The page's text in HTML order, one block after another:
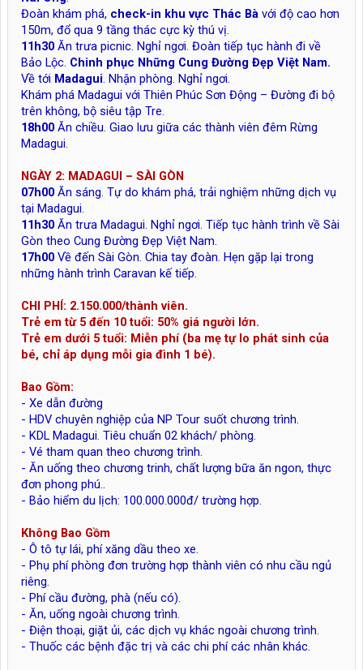
Đoàn khám phá, check-in khu vực Thác Bà với độ cao hơn
150m, đổ qua 9 tầng thác cực kỳ thú vị.
11h30 Ăn trưa picnic. Nghỉ ngơi. Đoàn tiếp tục hành đi về
Bảo Lộc. Chinh phục Những Cung Đường Đẹp Việt Nam.
Về tới Madagui. Nhận phòng. Nghỉ ngơi.
Khám phá Madagui với Thiên Phúc Sơn Động – Đường đi bộ
trên không, bộ siêu tập Tre.
18h00 Ăn chiều. Giao lưu giữa các thành viên đêm Rừng
Madagui.
NGÀY 2: MADAGUI – SÀI GÒN
07h00 Ăn sáng. Tự do khám phá, trải nghiệm những dịch vụ
tại Madagui.
11h30 Ăn trưa Madagui. Nghỉ ngơi. Tiếp tục hành trình về Sài
Gòn theo Cung Đường Đẹp Việt Nam.
17h00 Về đến Sài Gòn. Chia tay đoàn. Hẹn gặp lại trong
những hành trình Caravan kế tiếp.
CHI PHÍ: 2.150.000/thành viên.
Trẻ em từ 5 đến 10 tuổi: 50% giá người lớn.
Trẻ em dưới 5 tuổi: Miễn phí (ba mẹ tự lo phát sinh của
bé, chỉ áp dụng mỗi gia đình 1 bé).
Bao Gồm:
- Xe dẫn đường
- HDV chuyên nghiệp của NP Tour suốt chương trình.
- KDL Madagui. Tiêu chuẩn 02 khách/ phòng.
- Vé tham quan theo chương trình.
- Ăn uống theo chương trinh, chất lượng bữa ăn ngon, thực
đơn phong phú..
- Bảo hiểm du lịch: 100.000.000đ/ trường hợp.
Không Bao Gồm
- Ô tô tự lái, phí xăng dầu theo xe.
- Phụ phí phòng đơn trường hợp thành viên có nhu cầu ngủ
riêng.
- Phí cầu đường, phà (nếu có).
- Ăn, uống ngoài chương trình.
- Điện thoại, giặt ủi, các dịch vụ khác ngoài chương trình.
- Thuốc các bệnh đặc trị và các chi phí các nhân khác.